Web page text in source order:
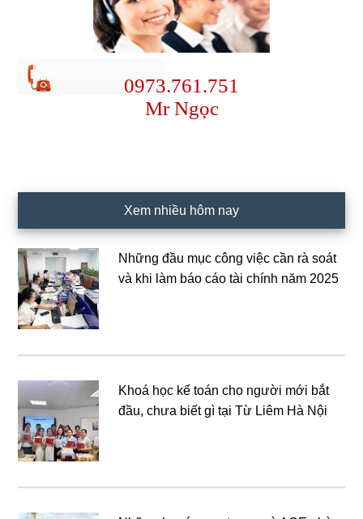
0973.761.751
Mr Ngọc
Xem nhiều hôm nay
Những đầu mục công việc cần rà soát
và khi làm báo cáo tài chính năm 2025
Khoá học kế toán cho người mới bắt
đầu, chưa biết gì tại Từ Liêm Hà Nội